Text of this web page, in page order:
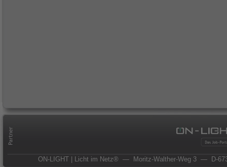
ON-LIGHT | Licht im Netz® — Moritz-Walther-Weg 3 — D-